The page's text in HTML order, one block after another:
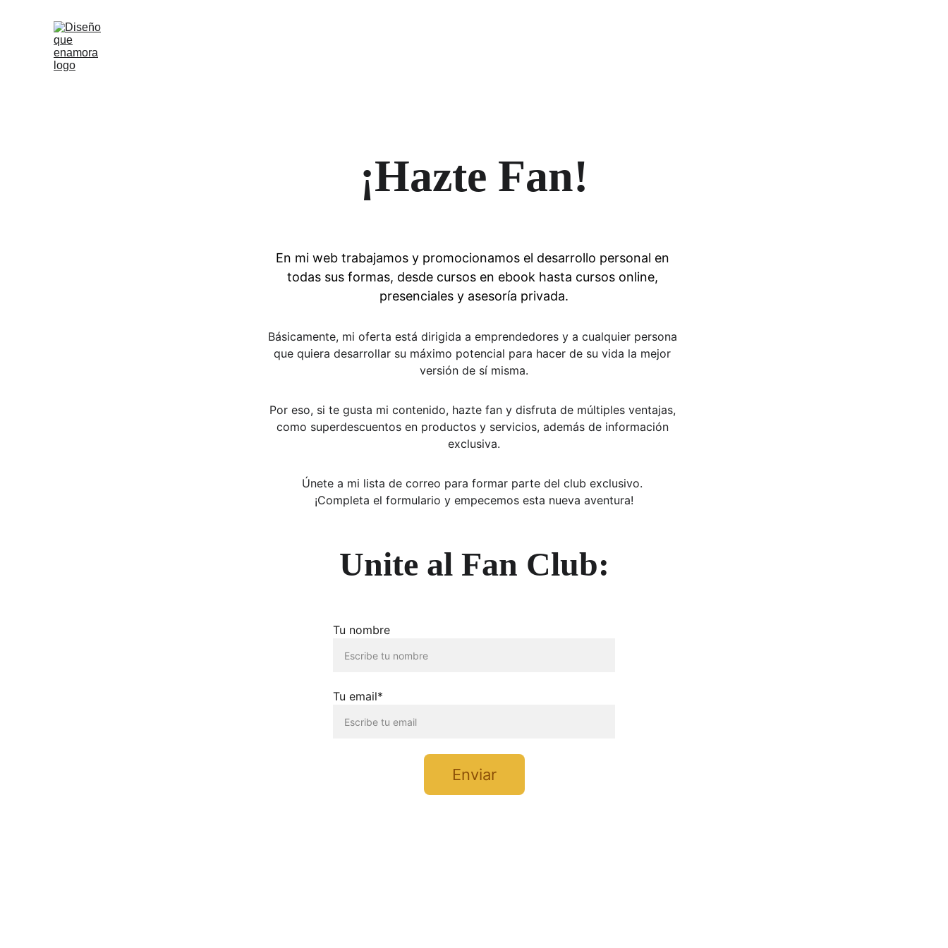
¡Hazte Fan!
En mi web trabajamos y promocionamos el desarrollo personal en
todas sus formas, desde cursos en ebook hasta cursos online,
presenciales y asesoría privada.
Básicamente, mi oferta está dirigida a emprendedores y a cualquier persona
que quiera desarrollar su máximo potencial para hacer de su vida la mejor
versión de sí misma.
Por eso, si te gusta mi contenido, hazte fan y disfruta de múltiples ventajas,
como superdescuentos en productos y servicios, además de información
exclusiva.
Únete a mi lista de correo para formar parte del club exclusivo.
¡Completa el formulario y empecemos esta nueva aventura!
Tu nombre
Tu email*
Enviar
Unite al Fan Club: